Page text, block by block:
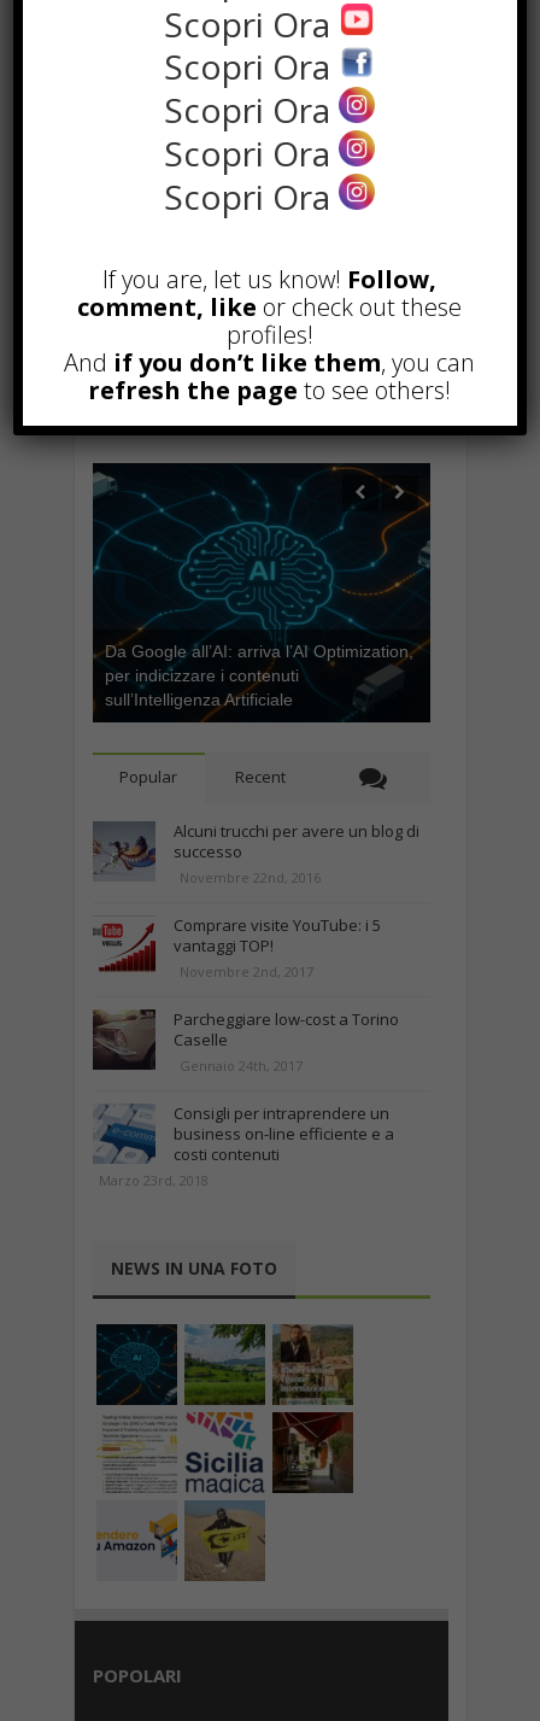
Hai bisogno di qualche suggerimento per
iniziare una buona strategia di social media
strategia di social media marketing per
connetterti con maggior successo verso i
tuoi clienti! In questo articolo condividerò
tutto quello ...
Read more
Da Google all’AI: arriva l’AI Optimization,
per indicizzare i contenuti
sull’Intelligenza Artificiale
Popular Recent
Alcuni trucchi per avere un blog di
successo
Novembre 22nd, 2016
Comprare visite YouTube: i 5
vantaggi TOP!
Novembre 2nd, 2017
Parcheggiare low-cost a Torino
Caselle
Gennaio 24th, 2017
Consigli per intraprendere un
business on-line efficiente e a
costi contenuti
Marzo 23rd, 2018
NEWS IN UNA FOTO
POPOLARI
Scopri Ora
Scopri Ora
Scopri Ora
Scopri Ora
Scopri Ora
If you are, let us know! Follow,
comment, like or check out these
profiles!
And if you don’t like them, you can
refresh the page to see others!